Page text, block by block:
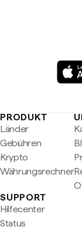
PRODUKT
Länder
Gebühren
Krypto
Währungsrechner
SUPPORT
Hilfecenter
Status